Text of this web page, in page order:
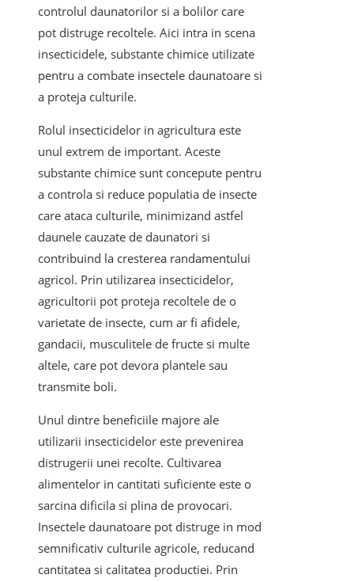
controlul daunatorilor si a bolilor care
pot distruge recoltele. Aici intra in scena
insecticidele, substante chimice utilizate
pentru a combate insectele daunatoare si
a proteja culturile.
Rolul insecticidelor in agricultura este
unul extrem de important. Aceste
substante chimice sunt concepute pentru
a controla si reduce populatia de insecte
care ataca culturile, minimizand astfel
daunele cauzate de daunatori si
contribuind la cresterea randamentului
agricol. Prin utilizarea insecticidelor,
agricultorii pot proteja recoltele de o
varietate de insecte, cum ar fi afidele,
gandacii, musculitele de fructe si multe
altele, care pot devora plantele sau
transmite boli.
Unul dintre beneficiile majore ale
utilizarii insecticidelor este prevenirea
distrugerii unei recolte. Cultivarea
alimentelor in cantitati suficiente este o
sarcina dificila si plina de provocari.
Insectele daunatoare pot distruge in mod
semnificativ culturile agricole, reducand
cantitatea si calitatea productiei. Prin